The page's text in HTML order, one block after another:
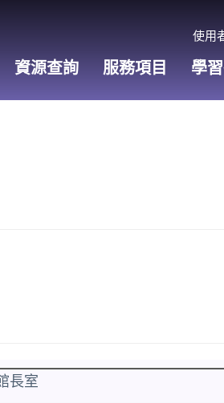
使用
資源查詢 服務項目 學
長室